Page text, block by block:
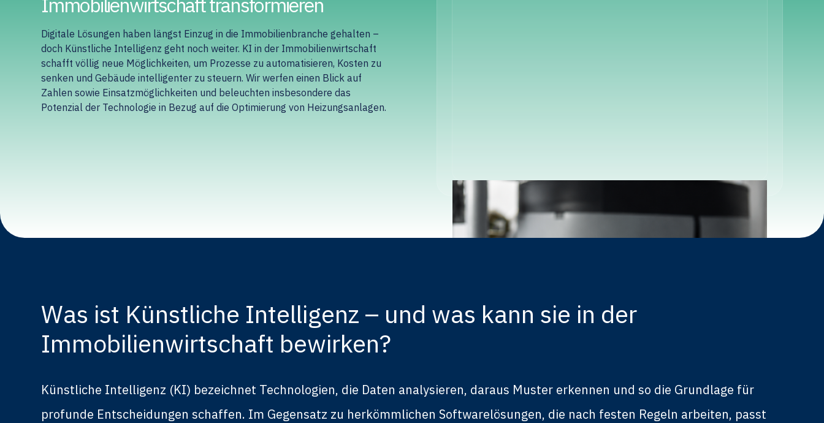
Digitale Lösungen haben längst Einzug in die Immobilienbranche gehalten –
doch Künstliche Intelligenz geht noch weiter. KI in der Immobilienwirtschaft
schafft völlig neue Möglichkeiten, um Prozesse zu automatisieren, Kosten zu
senken und Gebäude intelligenter zu steuern. Wir werfen einen Blick auf
Zahlen sowie Einsatzmöglichkeiten und beleuchten insbesondere das
Potenzial der Technologie in Bezug auf die Optimierung von Heizungsanlagen.
Was ist Künstliche Intelligenz – und was kann sie in der
Immobilienwirtschaft bewirken?
Künstliche Intelligenz (KI) bezeichnet Technologien, die Daten analysieren, daraus Muster erkennen und so die Grundlage für
profunde Entscheidungen schaffen. Im Gegensatz zu herkömmlichen Softwarelösungen, die nach festen Regeln arbeiten, passt